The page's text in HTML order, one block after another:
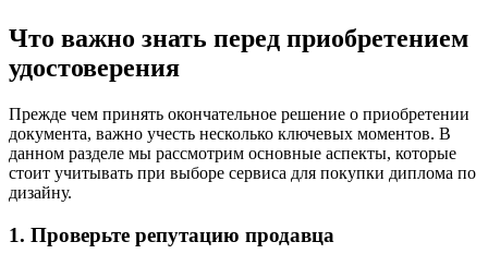
Что важно знать перед приобретением
удостоверения
Прежде чем принять окончательное решение о приобретении
документа, важно учесть несколько ключевых моментов. В
данном разделе мы рассмотрим основные аспекты, которые
стоит учитывать при выборе сервиса для покупки диплома по
дизайну.
1. Проверьте репутацию продавца